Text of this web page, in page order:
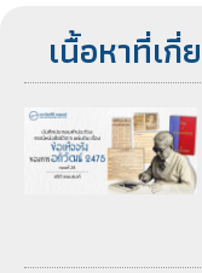
เนื้อหาที่เกี่